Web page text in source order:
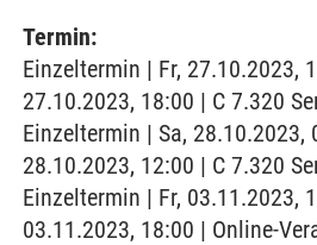
Termin:
Einzeltermin | Fr, 27.10.2023,
27.10.2023, 18:00 | C 7.320
Einzeltermin | Sa, 28.10.2023,
28.10.2023, 12:00 | C 7.320
Einzeltermin | Fr, 03.11.2023,
03.11.2023, 18:00 | Online-